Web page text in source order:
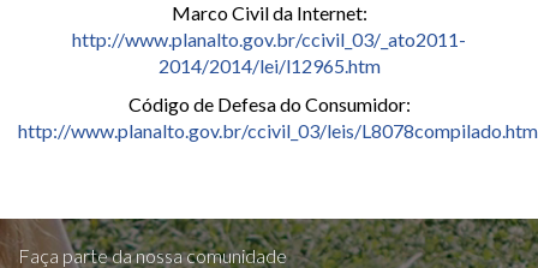
Marco Civil da Internet:
http://www.planalto.gov.br/ccivil_03/_ato2011-
2014/2014/lei/l12965.htm
Código de Defesa do Consumidor:
http://www.planalto.gov.br/ccivil_03/leis/L8078compilado.htm
Faça parte da nossa comunidade